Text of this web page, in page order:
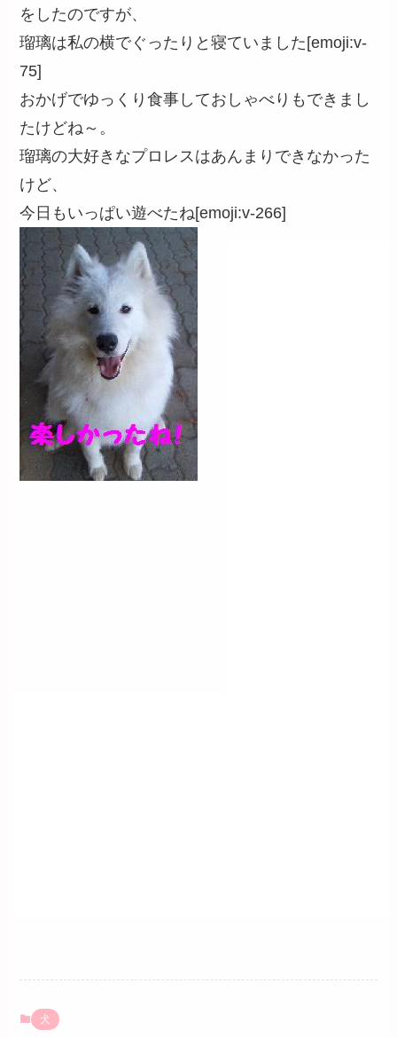
をしたのですが、
瑠璃は私の横でぐったりと寝ていました[emoji:v-
75]
おかげでゆっくり食事しておしゃべりもできまし
たけどね～。
瑠璃の大好きなプロレスはあんまりできなかった
けど、
今日もいっぱい遊べたね[emoji:v-266]
犬